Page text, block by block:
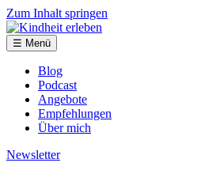
Zum Inhalt springen
☰ Menü
Blog
Podcast
Angebote
Empfehlungen
Über mich
Newsletter